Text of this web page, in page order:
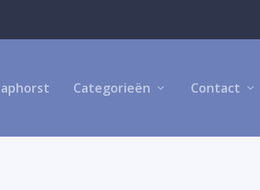
Categorieën Contact